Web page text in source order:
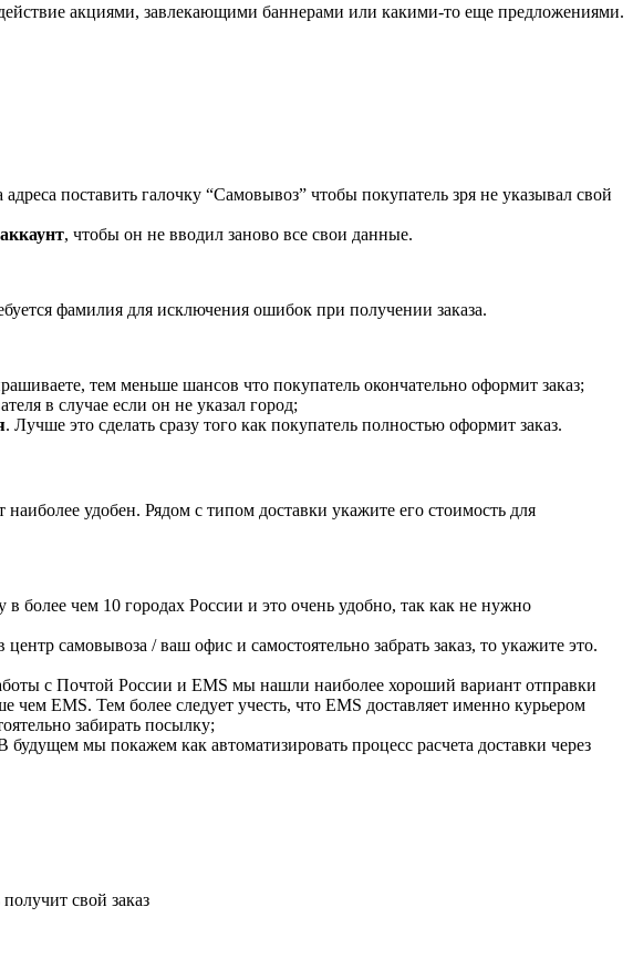
акциями, завлекающими баннерами или какими-то еще предложениями.
поставить галочку “Самовывоз” чтобы покупатель зря не указывал свой
, чтобы он не вводил заново все свои данные.
фамилия для исключения ошибок при получении заказа.
тем меньше шансов что покупатель окончательно оформит заказ;
в случае если он не указал город;
. Лучше это сделать сразу того как покупатель полностью оформит заказ.
удобен. Рядом с типом доставки укажите его стоимость для
в более чем 10 городах России и это очень удобно, так как не нужно
самовывоза / ваш офис и самостоятельно забрать заказ, то укажите это.
с Почтой России и EMS мы нашли наиболее хороший вариант отправки
EMS. Тем более следует учесть, что EMS доставляет именно курьером
забирать посылку;
мы покажем как автоматизировать процесс расчета доставки через
свой заказ